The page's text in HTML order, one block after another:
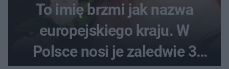
To imię brzmi jak nazwa
europejskiego kraju. W
Polsce nosi je zaledwie 3